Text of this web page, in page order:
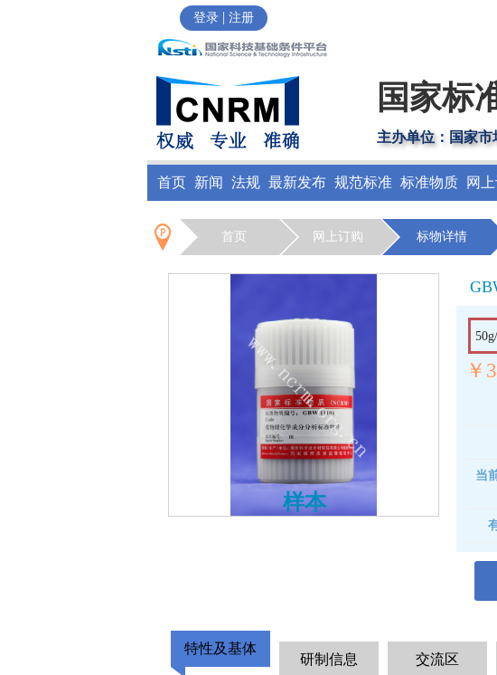
登录 | 注册
国家标
主办单位：国家
首页 新闻 法规 最新发布 规范标准 标准物质 网
首页 网上订购 标物详情
样本
￥
当
特性及基体
研制信息 交流区